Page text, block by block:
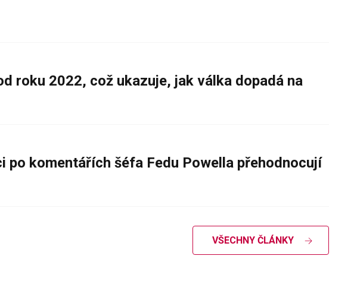
roku 2022, což ukazuje, jak válka dopadá na
komentářích šéfa Fedu Powella přehodnocují
VŠECHNY ČLÁNKY